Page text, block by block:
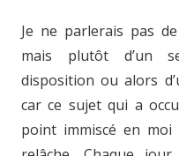
Je ne parlerais pas
mais plutôt d’un
disposition ou alors
car ce sujet qui a
point immiscé en